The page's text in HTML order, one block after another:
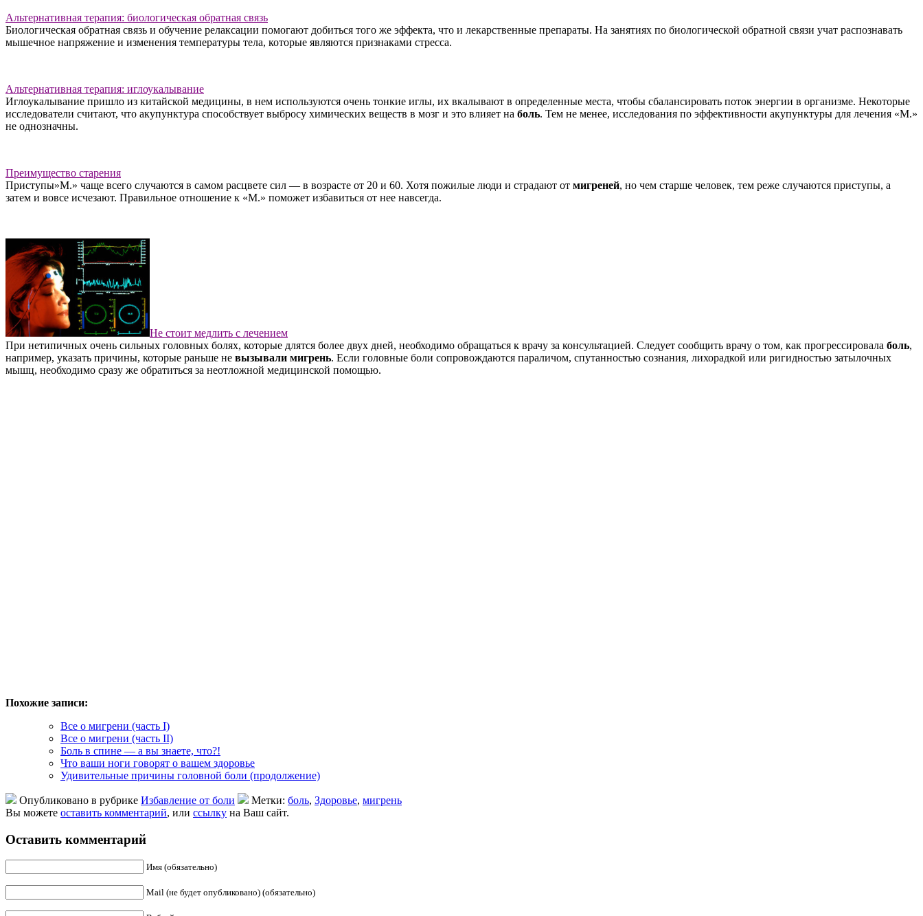
Альтернативная терапия: биологическая обратная связь
Биологическая обратная связь и обучение релаксации помогают добиться того же эффекта, что и лекарственные препараты. На занятиях по биологической обратной связи учат распознавать
мышечное напряжение и изменения температуры тела, которые являются признаками стресса.
Альтернативная терапия: иглоукалывание
Иглоукалывание пришло из китайской медицины, в нем используются очень тонкие иглы, их вкалывают в определенные места, чтобы сбалансировать поток энергии в организме. Некоторые
исследователи считают, что акупунктура способствует выбросу химических веществ в мозг и это влияет на боль. Тем не менее, исследования по эффективности акупунктуры для лечения «М.»
не однозначны.
Преимущество старения
Приступы»М.» чаще всего случаются в самом расцвете сил — в возрасте от 20 и 60. Хотя пожилые люди и страдают от мигреней, но чем старше человек, тем реже случаются приступы, а
затем и вовсе исчезают. Правильное отношение к «М.» поможет избавиться от нее навсегда.
Не стоит медлить с лечением
При нетипичных очень сильных головных болях, которые длятся более двух дней, необходимо обращаться к врачу за консультацией. Следует сообщить врачу о том, как прогрессировала боль,
например, указать причины, которые раньше не вызывали мигрень. Если головные боли сопровождаются параличом, спутанностью сознания, лихорадкой или ригидностью затылочных
мышц, необходимо сразу же обратиться за неотложной медицинской помощью.
Похожие записи:
Все о мигрени (часть I)
Все о мигрени (часть II)
Боль в спине — а вы знаете, что?!
Что ваши ноги говорят о вашем здоровье
Удивительные причины головной боли (продолжение)
Опубликовано в рубрике Избавление от боли Метки: боль, Здоровье, мигрень
Вы можете оставить комментарий, или ссылку на Ваш сайт.
Оставить комментарий
Имя (обязательно)
Mail (не будет опубликовано) (обязательно)